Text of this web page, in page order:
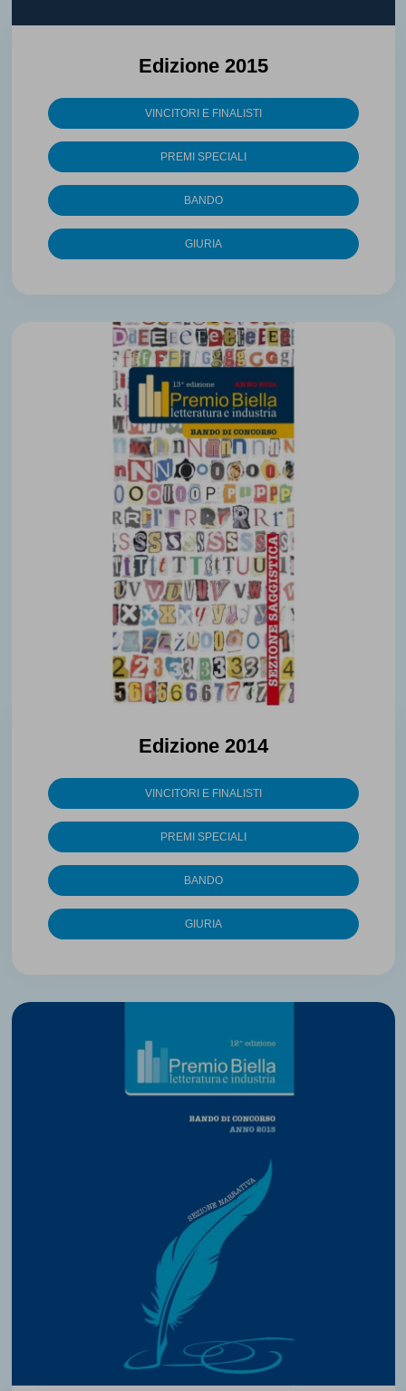
Edizione 2015
VINCITORI E FINALISTI
PREMI SPECIALI
BANDO
GIURIA
Edizione 2014
VINCITORI E FINALISTI
PREMI SPECIALI
BANDO
GIURIA